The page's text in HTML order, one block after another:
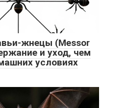
жнецы (Messor
и уход, чем
условиях